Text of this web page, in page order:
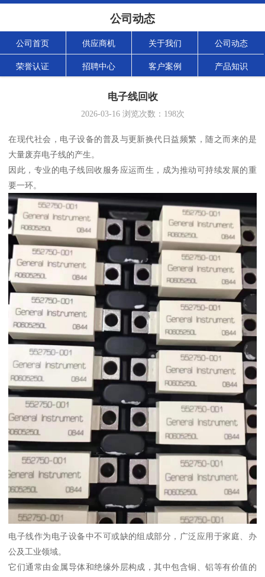
公司动态
公司首页 供应商机 关于我们 公司动态
荣誉认证 招聘中心 客户案例 产品知识
电子线回收
2026-03-16浏览次数： 198次
在现代社会，电子设备的普及与更新换代日益频繁，随之而来的是
大量废弃电子线的产生。
因此，专业的电子线回收服务应运而生，成为推动可持续发展的重
要一环。
电子线作为电子设备中不可或缺的组成部分，广泛应用于家庭、办
公及工业领域。
它们通常由金属导体和绝缘外层构成，其中包含铜、铝等有价值的